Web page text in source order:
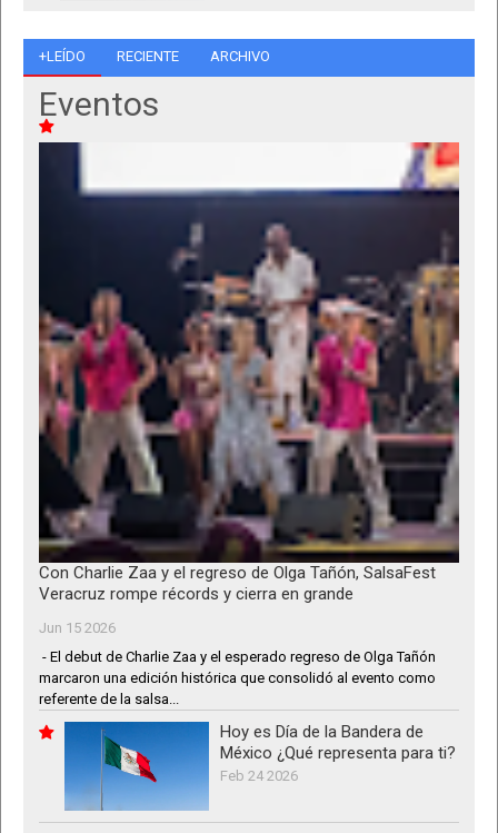
+LEÍDO RECIENTE ARCHIVO
Eventos
Con Charlie Zaa y el regreso de Olga Tañón, SalsaFest
Veracruz rompe récords y cierra en grande
Jun 15 2026
- El debut de Charlie Zaa y el esperado regreso de Olga Tañón
marcaron una edición histórica que consolidó al evento como
referente de la salsa...
Hoy es Día de la Bandera de
México ¿Qué representa para ti?
Feb 24 2026